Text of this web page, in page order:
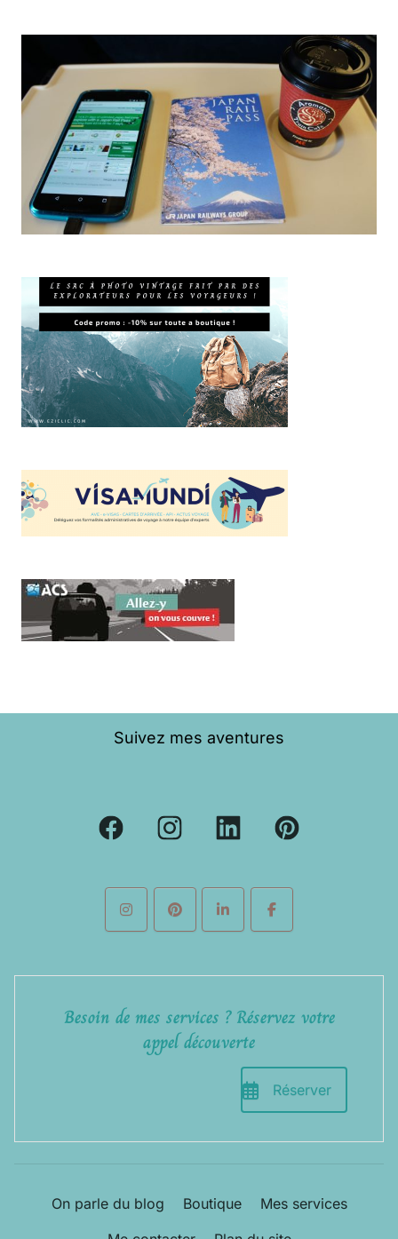
Suivez mes aventures
Besoin de mes services ? Réservez votre
appel découverte
Réserver
On parle du blog Boutique
Mes services